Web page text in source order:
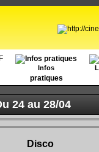
Infos
pratiques
24 au 28/04
Disco